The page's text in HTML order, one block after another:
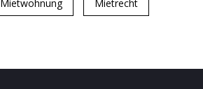
Mietwohnung Mietrecht